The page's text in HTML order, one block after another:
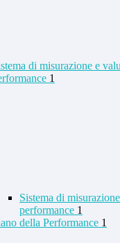
di misurazione e
1
Sistema di
performance 1
della Performance 1